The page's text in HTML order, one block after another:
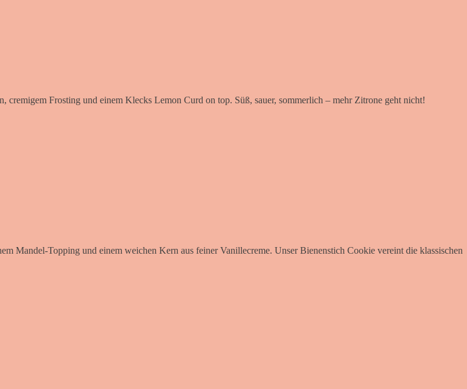
Frosting und einem Klecks Lemon Curd on top. Süß, sauer, sommerlich – mehr Zitrone geht nicht!
Mandel-Topping und einem weichen Kern aus feiner Vanillecreme. Unser Bienenstich Cookie vereint die klassischen